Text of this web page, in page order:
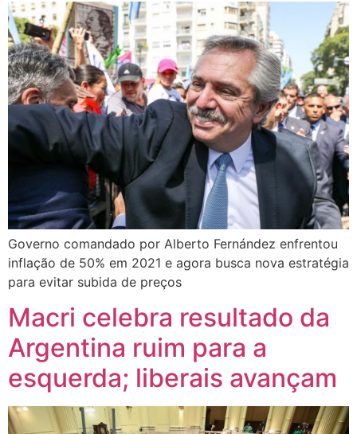
Governo comandado por Alberto Fernández enfrentou
inflação de 50% em 2021 e agora busca nova estratégia
para evitar subida de preços
Macri celebra resultado da
Argentina ruim para a
esquerda; liberais avançam